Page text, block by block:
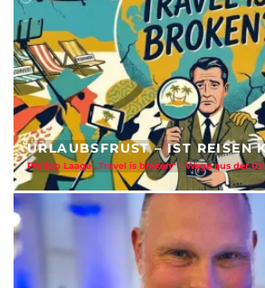
URLAUBSFRUST – IST REISEN
Philipp Laage „Travel is broken“ - Wege aus der